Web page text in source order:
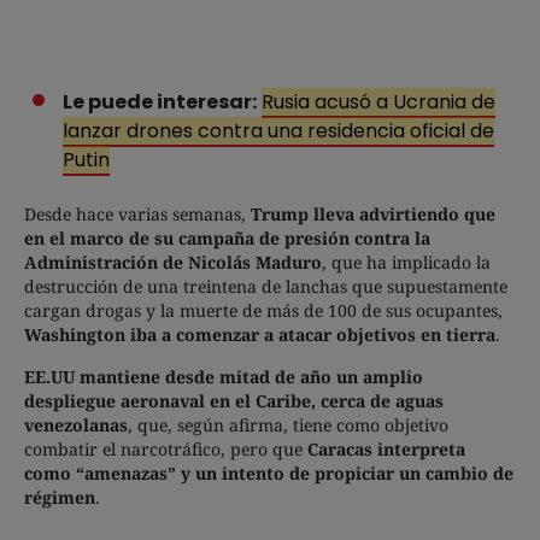
Le puede interesar: Rusia acusó a Ucrania de
lanzar drones contra una residencia oficial de
Putin
Desde hace varias semanas, Trump lleva advirtiendo que
en el marco de su campaña de presión contra la
Administración de Nicolás Maduro, que ha implicado la
destrucción de una treintena de lanchas que supuestamente
cargan drogas y la muerte de más de 100 de sus ocupantes,
Washington iba a comenzar a atacar objetivos en tierra.
EE.UU mantiene desde mitad de año un amplio
despliegue aeronaval en el Caribe, cerca de aguas
venezolanas, que, según afirma, tiene como objetivo
combatir el narcotráfico, pero que Caracas interpreta
como “amenazas” y un intento de propiciar un cambio de
régimen.